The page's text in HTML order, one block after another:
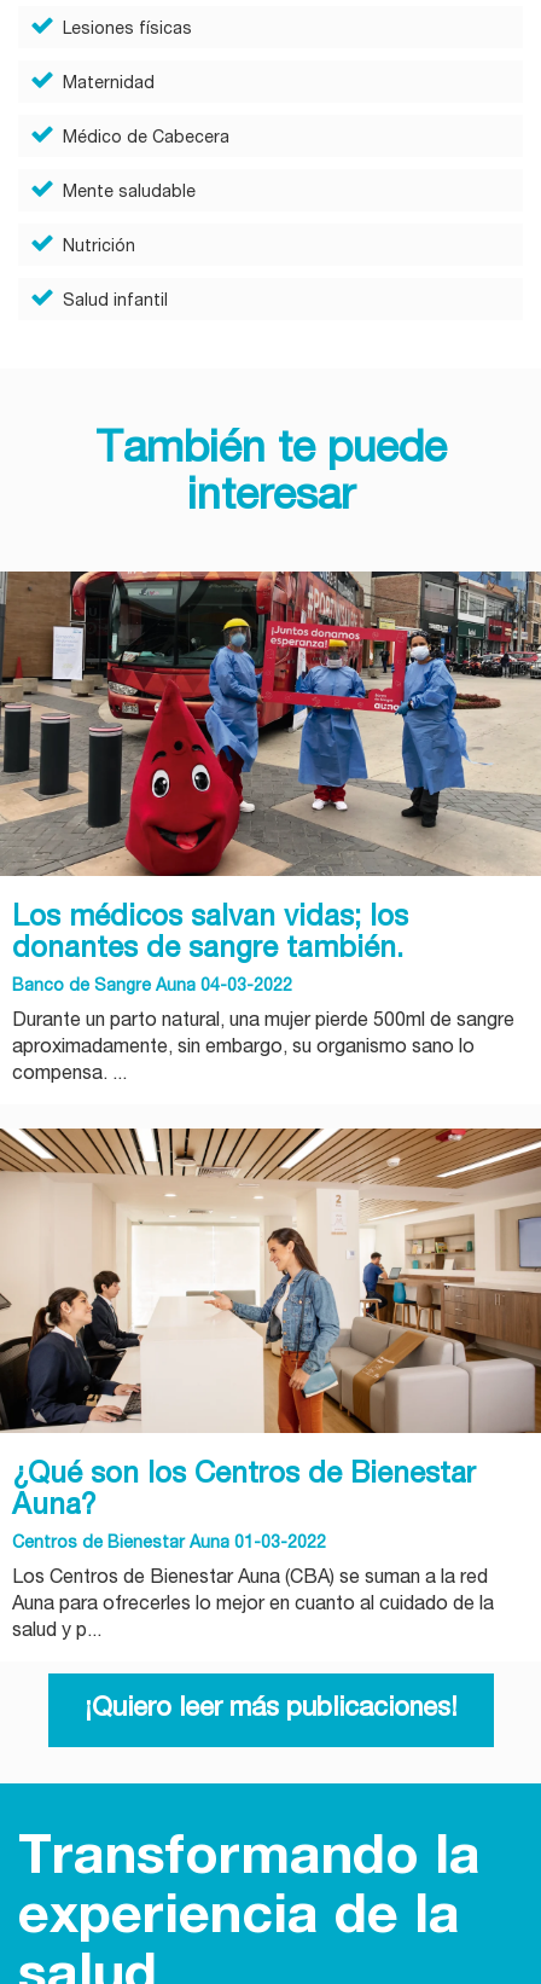
Lesiones físicas
Maternidad
Médico de Cabecera
Mente saludable
Nutrición
Salud infantil
También te puede
interesar
Los médicos salvan vidas; los
donantes de sangre también.
Banco de Sangre Auna 04-03-2022
Durante un parto natural, una mujer pierde 500ml de sangre
aproximadamente, sin embargo, su organismo sano lo
compensa. ...
¿Qué son los Centros de Bienestar
Auna?
Centros de Bienestar Auna 01-03-2022
Los Centros de Bienestar Auna (CBA) se suman a la red
Auna para ofrecerles lo mejor en cuanto al cuidado de la
salud y p...
¡Quiero leer más publicaciones!
Transformando la
experiencia de la